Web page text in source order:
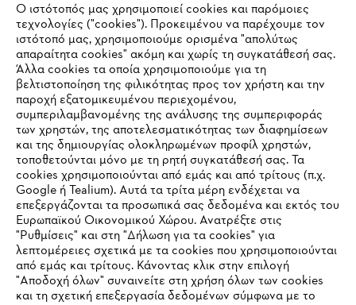
#STIHL
Εταιρεία
STIHL Συχνές ερωτήσεις
Ο ιστότοπός μας χρησιμοποιεί cookies και παρόμοιες
τεχνολογίες ("cookies"). Προκειμένου να παρέχουμε τον
ιστότοπό μας, χρησιμοποιούμε ορισμένα "απολύτως
απαραίτητα cookies" ακόμη και χωρίς τη συγκατάθεσή σας.
Άλλα cookies τα οποία χρησιμοποιούμε για τη
βελτιστοποίηση της φιλικότητας προς τον χρήστη και την
παροχή εξατομικευμένου περιεχομένου,
συμπεριλαμβανομένης της ανάλυσης της συμπεριφοράς
των χρηστών, της αποτελεσματικότητας των διαφημίσεων
και της δημιουργίας ολοκληρωμένων προφίλ χρηστών,
τοποθετούνται μόνο με τη ρητή συγκατάθεσή σας. Τα
cookies χρησιμοποιούνται από εμάς και από τρίτους (π.χ.
Google ή Tealium). Αυτά τα τρίτα μέρη ενδέχεται να
επεξεργάζονται τα προσωπικά σας δεδομένα και εκτός του
Ευρωπαϊκού Οικονομικού Χώρου. Ανατρέξτε στις
"Ρυθμίσεις" και στη "Δήλωση για τα cookies" για
λεπτομέρειες σχετικά με τα cookies που χρησιμοποιούνται
από εμάς και τρίτους. Κάνοντας κλικ στην επιλογή
"Αποδοχή όλων" συναινείτε στη χρήση όλων των cookies
και τη σχετική επεξεργασία δεδομένων σύμφωνα με το